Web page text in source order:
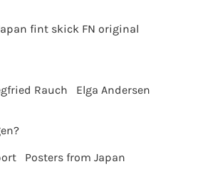
fint skick FN original
Rauch
Elga Andersen
Posters from Japan